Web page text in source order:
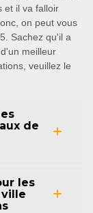
et il va falloir
on peut vous
Sachez qu'il a
meilleur
veuillez le
de
les